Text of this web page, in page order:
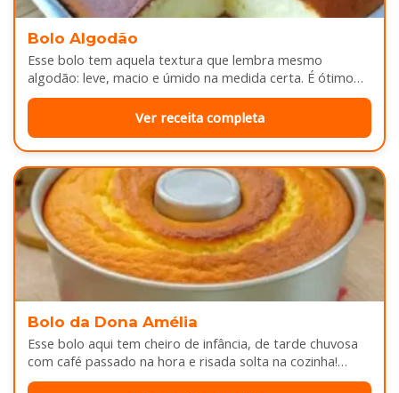
Bolo Algodão
Esse bolo tem aquela textura que lembra mesmo
algodão: leve, macio e úmido na medida certa. É ótimo
pra servir…
Ver receita completa
Bolo da Dona Amélia
Esse bolo aqui tem cheiro de infância, de tarde chuvosa
com café passado na hora e risada solta na cozinha!…